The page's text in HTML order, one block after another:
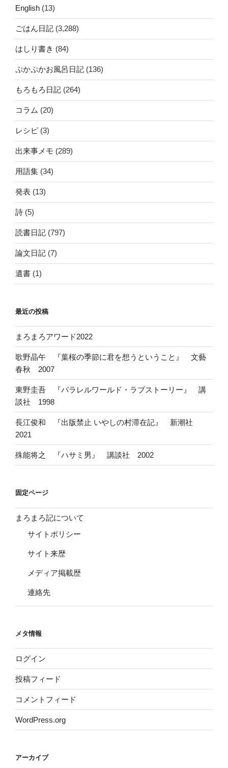
English (13)
ごはん日記 (3,288)
はしり書き (84)
ぷかぷかお風呂日記 (136)
もろもろ日記 (264)
コラム (20)
レシピ (3)
出来事メモ (289)
用語集 (34)
発表 (13)
詩 (5)
読書日記 (797)
論文日記 (7)
遺書 (1)
最近の投稿
まろまろアワード2022
歌野晶午 『葉桜の季節に君を想うということ』 文藝
春秋 2007
東野圭吾 『パラレルワールド・ラブストーリー』 講
談社 1998
長江俊和 『出版禁止 いやしの村滞在記』 新潮社
2021
殊能将之 『ハサミ男』 講談社 2002
固定ページ
まろまろ記について
サイトポリシー
サイト来歴
メディア掲載歴
連絡先
メタ情報
ログイン
投稿フィード
コメントフィード
WordPress.org
アーカイブ